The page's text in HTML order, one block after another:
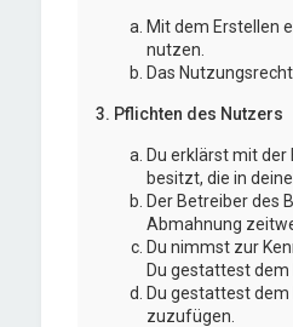
Mit dem Erstellen
nutzen.
Das
3. Pflichten des Nutzers
Du erklärst mit
besitzt, die in
Der Betreiber des
Abmahnung
Du nimmst zur
Du gestattest
Du gestattest
zuzufügen.